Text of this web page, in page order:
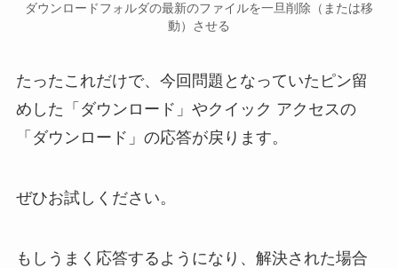
ダウンロードフォルダの最新のファイルを一旦削除（または移
動）させる
たったこれだけで、今回問題となっていたピン留
めした「ダウンロード」やクイック アクセスの
「ダウンロード」の応答が戻ります。
ぜひお試しください。
もしうまく応答するようになり、解決された場合